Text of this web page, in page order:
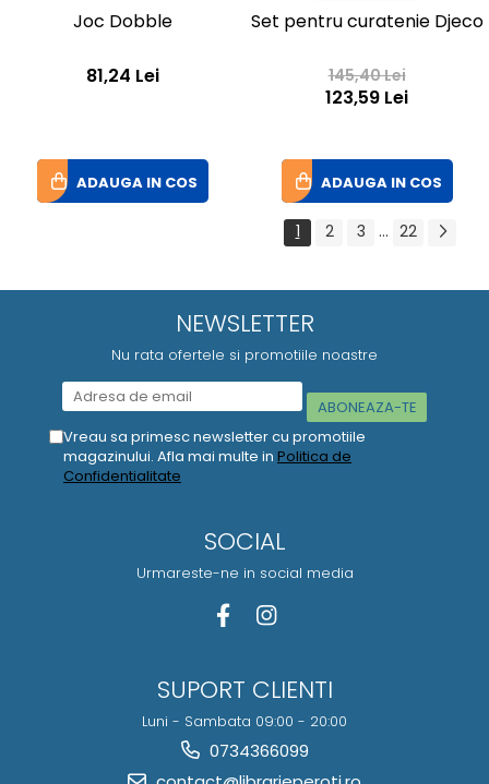
Joc Dobble
81,24 Lei
ADAUGA IN COS
Set pentru curatenie Djeco
145,40 Lei
123,59 Lei
ADAUGA IN COS
1 2 3 ... 22
NEWSLETTER
Nu rata ofertele si promotiile noastre
Vreau sa primesc newsletter cu promotiile
magazinului. Afla mai multe in Politica de
Confidentialitate
SOCIAL
Urmareste-ne in social media
SUPORT CLIENTI
Luni - Sambata 09:00 - 20:00
0734366099